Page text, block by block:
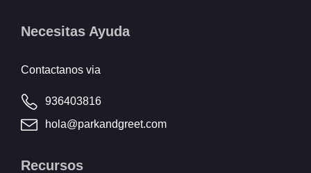
Necesitas Ayuda
Contactanos via
936403816
hola@parkandgreet.com
Recursos